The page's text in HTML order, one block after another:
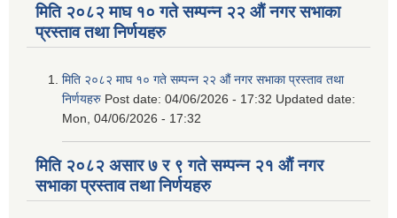
मिति २०८२ माघ १० गते सम्पन्न २२ औं नगर सभाका
प्रस्ताव तथा निर्णयहरु
मिति २०८२ माघ १० गते सम्पन्न २२ औं नगर सभाका प्रस्ताव तथा
निर्णयहरु Post date: 04/06/2026 - 17:32 Updated date:
Mon, 04/06/2026 - 17:32
मिति २०८२ असार ७ र ९ गते सम्पन्न २१ औं नगर
सभाका प्रस्ताव तथा निर्णयहरु